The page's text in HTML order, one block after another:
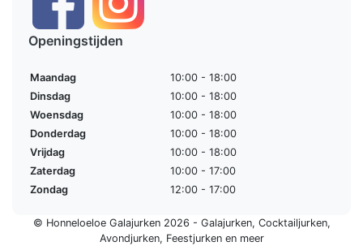
Openingstijden
Maandag
10:00 - 18:00
Dinsdag
10:00 - 18:00
Woensdag
10:00 - 18:00
Donderdag
10:00 - 18:00
Vrijdag
10:00 - 18:00
Zaterdag
10:00 - 17:00
Zondag
12:00 - 17:00
© Honneloeloe Galajurken 2026 - Galajurken, Cocktailjurken,
Avondjurken, Feestjurkenen meer